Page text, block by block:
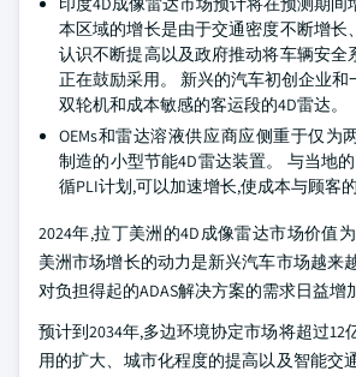
本区域的增长是由于交通密度不断增长
认识不断提高以及政府推动将车辆安全
正在鼓励采用。 新兴的汽车初创企业
双轮机和成本敏感的客运段的4D雷达。
OEMs和雷达溶液供应商应侧重于仅为
制造的小型节能4D雷达装置。 与当地
循PLI计划,可以加速增长,使成本与顾客
2024年,拉丁美洲的4D成像雷达市场价值
美洲市场增长的动力是新兴汽车市场越来
对负担得起的ADAS解决方案的需求日益增
预计到2034年,多边环境协定市场将超过12
用的扩大、城市化程度的提高以及智能交